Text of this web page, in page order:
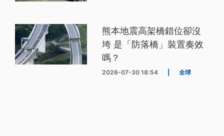
熊本地震高架橋錯位卻沒
垮 是「防落橋」裝置奏效
嗎？
2026-07-30 18:54 全球